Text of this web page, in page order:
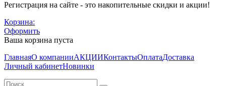
Регистрация на сайте - это накопительные скидки и акции!
Корзина:
Оформить
Ваша корзина пуста
ГлавнаяО компанииАКЦИИКонтактыОплатаДоставка
Личный кабинетНовинки